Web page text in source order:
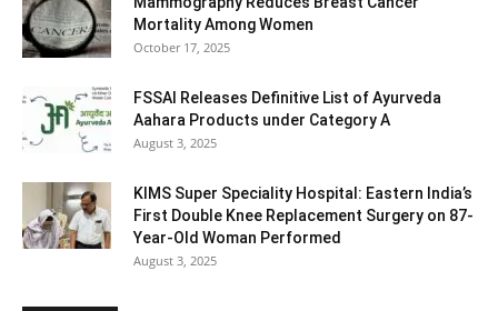
Mortality Among Women
October 17, 2025
FSSAI Releases Definitive List of Ayurveda
Aahara Products under Category A
August 3, 2025
KIMS Super Speciality Hospital: Eastern India’s
First Double Knee Replacement Surgery on 87-
Year-Old Woman Performed
August 3, 2025